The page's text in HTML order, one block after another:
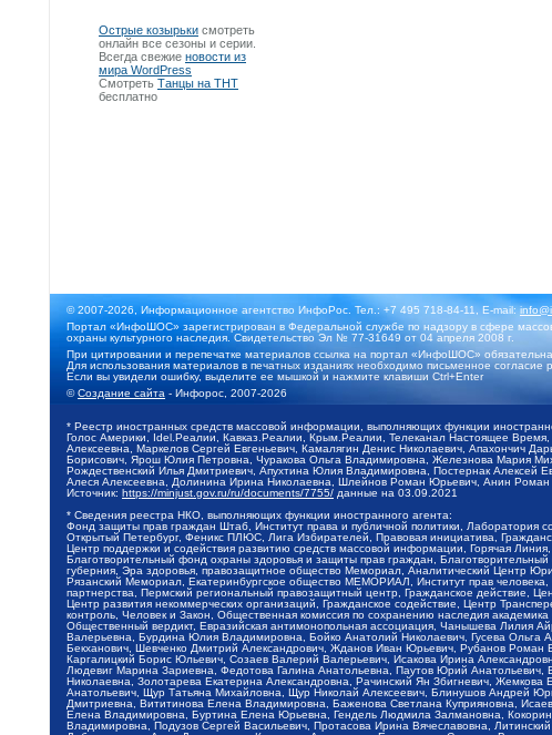
Острые козырьки смотреть
онлайн все сезоны и серии.
Всегда свежие новости из
мира WordPress
Смотреть Танцы на ТНТ
бесплатно
© 2007-2026, Информационное агентство ИнфоРос. Тел.: +7 495 718-84-11, E-mail:
Портал «ИнфоШОС» зарегистрирован в Федеральной службе по надзору в сфере
охраны культурного наследия. Свидетельство Эл № 77-31649 от 04 апреля 2008 г.
При цитировании и перепечатке материалов ссылка на портал «ИнфоШОС» обязательна.
Для использования материалов в печатных изданиях необходимо письменное согласие
Если вы увидели ошибку, выделите ее мышкой и нажмите клавиши Ctrl+Enter
©Создание сайта - Инфорос, 2007-2026
* Реестр иностранных средств массовой информации, выполняющих функции
Голос Америки, Idel.Реалии, Кавказ.Реалии, Крым.Реалии, Телеканал Настоящее
Алексеевна, Маркелов Сергей Евгеньевич, Камалягин Денис Николаевич, Апахончич
Борисович, Ярош Юлия Петровна, Чуракова Ольга Владимировна, Железнова Мария
Рождественский Илья Дмитриевич, Апухтина Юлия Владимировна, Постернак Алексей
Алеся Алексеевна, Долинина Ирина Николаевна, Шлейнов Роман Юрьевич, Анин Роман
Источник: https://minjust.gov.ru/ru/documents/7755/ данные на 03.09.2021
* Сведения реестра НКО, выполняющих функции иностранного агента:
Фонд защиты прав граждан Штаб, Институт права и публичной политики,
Открытый Петербург, Феникс ПЛЮС, Лига Избирателей, Правовая инициатива,
Центр поддержки и содействия развитию средств массовой информации, Горячая
Благотворительный фонд охраны здоровья и защиты прав граждан,
губерния, Эра здоровья, правозащитное общество Мемориал, Аналитический Центр
Рязанский Мемориал, Екатеринбургское общество МЕМОРИАЛ, Институт прав
партнерства, Пермский региональный правозащитный центр, Гражданское
Центр развития некоммерческих организаций, Гражданское содействие, Центр
контроль, Человек и Закон, Общественная комиссия по сохранению наследия
Общественный вердикт, Евразийская антимонопольная ассоциация, Чанышева Лилия
Валерьевна, Бурдина Юлия Владимировна, Бойко Анатолий Николаевич, Гусева Ольга
Бекханович, Шевченко Дмитрий Александрович, Жданов Иван Юрьевич, Рубанов
Каргалицкий Борис Юльевич, Созаев Валерий Валерьевич, Исакова Ирина
Людевиг Марина Зариевна, Федотова Галина Анатольевна, Паутов Юрий Анатольевич,
Николаевна, Золотарева Екатерина Александровна, Рачинский Ян Збигневич,
Анатольевич, Щур Татьяна Михайловна, Щур Николай Алексеевич, Блинушов Андрей
Дмитриевна, Вититинова Елена Владимировна, Баженова Светлана Куприяновна,
Елена Владимировна, Буртина Елена Юрьевна, Гендель Людмила Залмановна,
Владимировна, Подузов Сергей Васильевич, Протасова Ирина Вячеславовна,